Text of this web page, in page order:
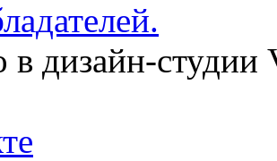
в дизайн-студии